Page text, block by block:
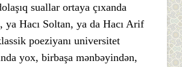
suallar ortaya çıxanda
ya Hacı Soltan, ya da Hacı Arif
poeziyanı universitet
yox, birbaşa mənbəyindən,